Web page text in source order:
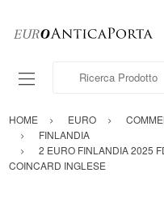
Ricerca Prodotto
HOME EURO
FINLANDIA
2 EURO FINLANDIA 2025
COINCARD INGLESE